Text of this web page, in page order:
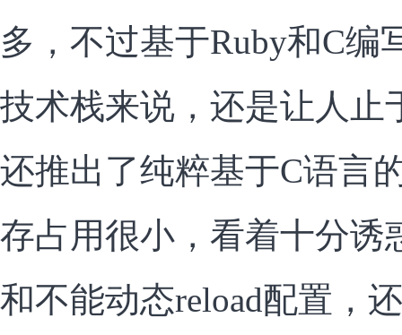
多，不过基于Ruby和C编
技术栈来说，还是让人止
还推出了纯粹基于C语言
存占用很小，看着十分诱
和不能动态reload配置，